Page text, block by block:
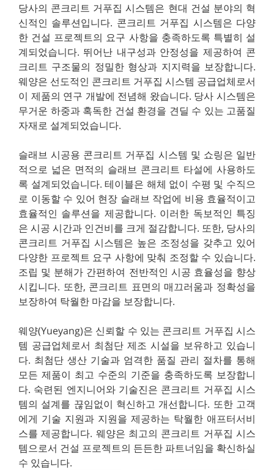
당사의 콘크리트 거푸집 시스템은 현대 건설 분야의 혁
신적인 솔루션입니다. 콘크리트 거푸집 시스템은 다양
한 건설 프로젝트의 요구 사항을 충족하도록 특별히 설
계되었습니다. 뛰어난 내구성과 안정성을 제공하여 콘
크리트 구조물의 정밀한 형상과 지지력을 보장합니다.
웨양은 선도적인 콘크리트 거푸집 시스템 공급업체로서
이 제품의 연구 개발에 전념해 왔습니다. 당사 시스템은
무거운 하중과 혹독한 건설 환경을 견딜 수 있는 고품질
자재로 설계되었습니다.
슬래브 시공용 콘크리트 거푸집 시스템 및 쇼링은 일반
적으로 넓은 면적의 슬래브 콘크리트 타설에 사용하도
록 설계되었습니다. 테이블은 해체 없이 수평 및 수직으
로 이동할 수 있어 현장 슬래브 작업에 비용 효율적이고
효율적인 솔루션을 제공합니다. 이러한 독보적인 특징
은 시공 시간과 인건비를 크게 절감합니다. 또한, 당사의
콘크리트 거푸집 시스템은 높은 조정성을 갖추고 있어
다양한 프로젝트 요구 사항에 맞춰 조정할 수 있습니다.
조립 및 분해가 간편하여 전반적인 시공 효율성을 향상
시킵니다. 또한, 콘크리트 표면의 매끄러움과 정확성을
보장하여 탁월한 마감을 보장합니다.
웨양(Yueyang)은 신뢰할 수 있는 콘크리트 거푸집 시스
템 공급업체로서 최첨단 제조 시설을 보유하고 있습니
다. 최첨단 생산 기술과 엄격한 품질 관리 절차를 통해
모든 제품이 최고 수준의 기준을 충족하도록 보장합니
다. 숙련된 엔지니어와 기술진은 콘크리트 거푸집 시스
템의 설계를 끊임없이 혁신하고 개선합니다. 또한 고객
에게 기술 지원과 지원을 제공하는 탁월한 애프터서비
스를 제공합니다. 웨양은 최고의 콘크리트 거푸집 시스
템으로서 건설 프로젝트의 든든한 파트너임을 확신하실
수 있습니다.